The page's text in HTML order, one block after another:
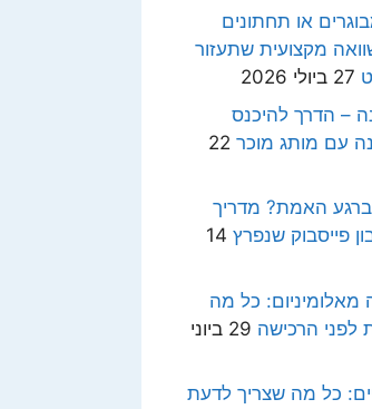
או תחתונים
מקצועית שתעזור
27 ביולי 2026
– הדרך להיכנס
עם מותג מוכר 22
האמת? מדריך
פייסבוק שנפרץ 14
מאלומיניום: כל מה
לפני הרכישה
29 ביוני
כל מה שצריך לדעת